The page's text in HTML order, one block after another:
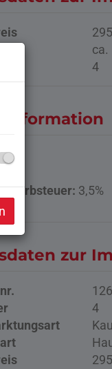
ca.
4
3,5%
zur
4